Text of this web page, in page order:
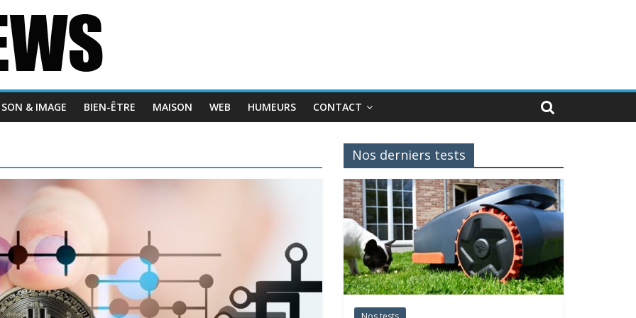
SON & IMAGE BIEN-ÊTRE MAISON WEB HUMEURS CONTACT
Nos derniers tests